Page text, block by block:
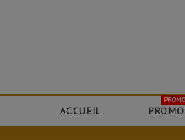
ACCUEIL